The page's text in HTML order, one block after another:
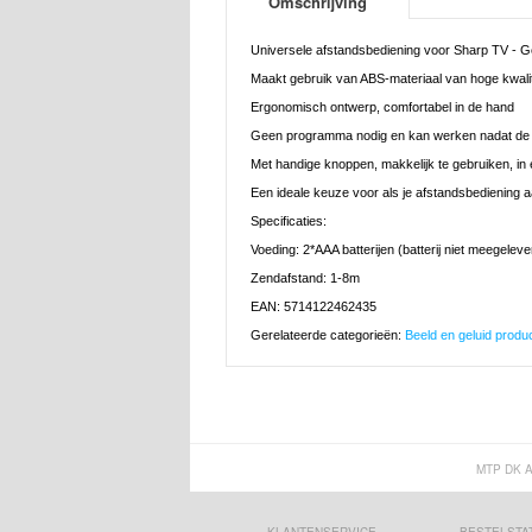
Universele afstandsbediening voor Sharp TV -
Maakt gebruik van ABS-materiaal van hoge
Ergonomisch ontwerp, comfortabel in de hand
Geen programma nodig en kan werken nadat
Met handige knoppen, makkelijk te gebruiken,
Een ideale keuze voor als je afstandsbediening
Specificaties:
Voeding: 2*AAA batterijen (batterij niet
Zendafstand: 1-8m
EAN: 5714122462435
Gerelateerde categorieën: Beeld en geluid
MTP DK